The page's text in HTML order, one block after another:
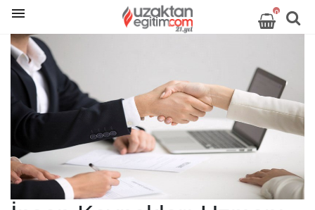
0